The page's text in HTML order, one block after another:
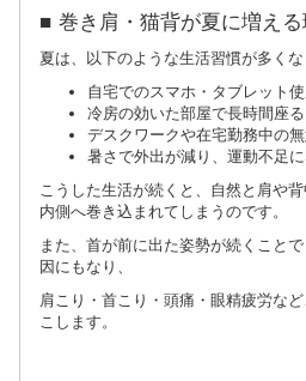
■ 巻き肩・猫背が夏に増える
夏は、以下のような生活習慣が多くな
自宅でのスマホ・タブレット
冷房の効いた部屋で長時間座
デスクワークや在宅勤務中の
暑さで外出が減り、運動不足
こうした生活が続くと、自然と肩や
内側へ巻き込まれてしまうのです。
また、首が前に出た姿勢が続くこと
因にもなり、
肩こり・首こり・頭痛・眼精疲労な
こします。